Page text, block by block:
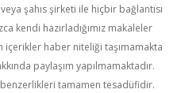
şahıs şirketi ile hiçbir bağlantısı
kendi hazırladığımız makaleler
içerikler haber niteliği taşımamakta
paylaşım yapılmamaktadır.
tamamen tesadüfidir.